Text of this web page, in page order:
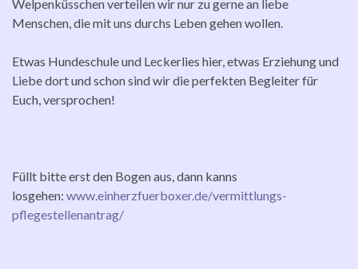
Welpenküsschen verteilen wir nur zu gerne an liebe
Menschen, die mit uns durchs Leben gehen wollen.
Etwas Hundeschule und Leckerlies hier, etwas Erziehung und
Liebe dort und schon sind wir die perfekten Begleiter für
Euch, versprochen!
Füllt bitte erst den Bogen aus, dann kanns
losgehen: www.einherzfuerboxer.de/vermittlungs-
pflegestellenantrag/